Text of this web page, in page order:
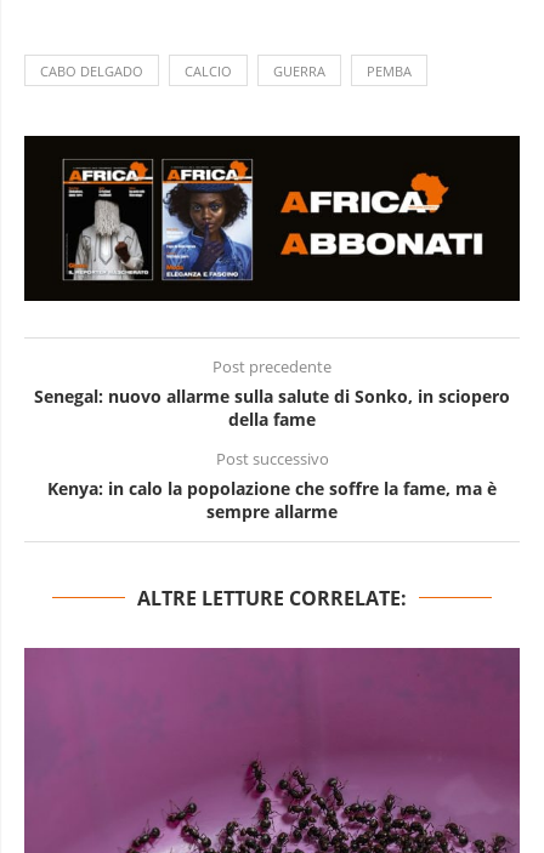
CABO DELGADO CALCIO GUERRA PEMBA
Post precedente
Senegal: nuovo allarme sulla salute di Sonko, in sciopero
della fame
Post successivo
Kenya: in calo la popolazione che soffre la fame, ma è
sempre allarme
ALTRE LETTURE CORRELATE: